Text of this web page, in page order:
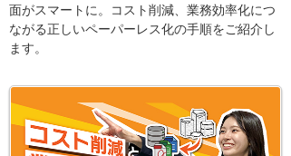
面がスマートに。コスト削減、業務効率化につ
ながる正しいペーパーレス化の手順をご紹介し
ます。